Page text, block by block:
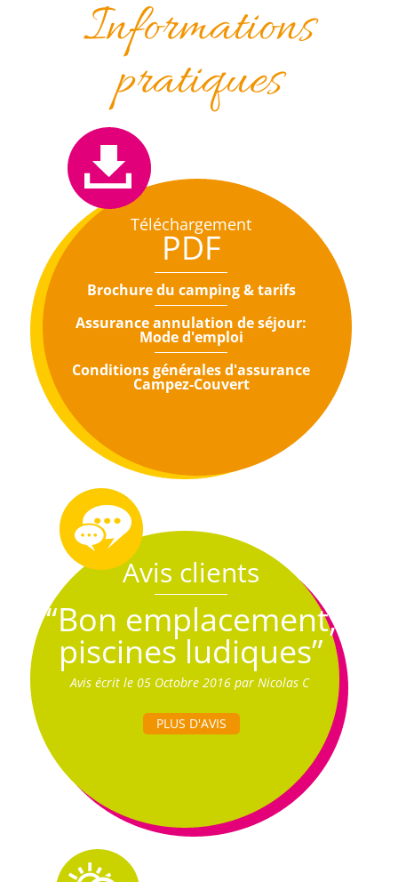
Informations
pratiques
Téléchargement
PDF
Brochure du camping & tarifs
Assurance annulation de séjour:
Mode d'emploi
Conditions générales d'assurance
Campez-Couvert
Avis clients
“Bon emplacement,
piscines ludiques”
Avis écrit le 05 Octobre 2016 par Nicolas C
PLUS D'AVIS